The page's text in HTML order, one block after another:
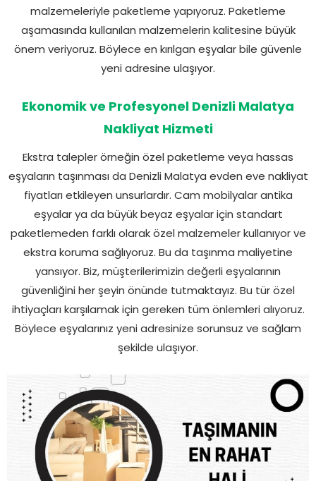
malzemeleriyle paketleme yapıyoruz. Paketleme
aşamasında kullanılan malzemelerin kalitesine büyük
önem veriyoruz. Böylece en kırılgan eşyalar bile güvenle
yeni adresine ulaşıyor.
Ekonomik ve Profesyonel Denizli Malatya
Nakliyat Hizmeti
Ekstra talepler örneğin özel paketleme veya hassas
eşyaların taşınması da Denizli Malatya evden eve nakliyat
fiyatları etkileyen unsurlardır. Cam mobilyalar antika
eşyalar ya da büyük beyaz eşyalar için standart
paketlemeden farklı olarak özel malzemeler kullanıyor ve
ekstra koruma sağlıyoruz. Bu da taşınma maliyetine
yansıyor. Biz, müşterilerimizin değerli eşyalarının
güvenliğini her şeyin önünde tutmaktayız. Bu tür özel
ihtiyaçları karşılamak için gereken tüm önlemleri alıyoruz.
Böylece eşyalarınız yeni adresinize sorunsuz ve sağlam
şekilde ulaşıyor.